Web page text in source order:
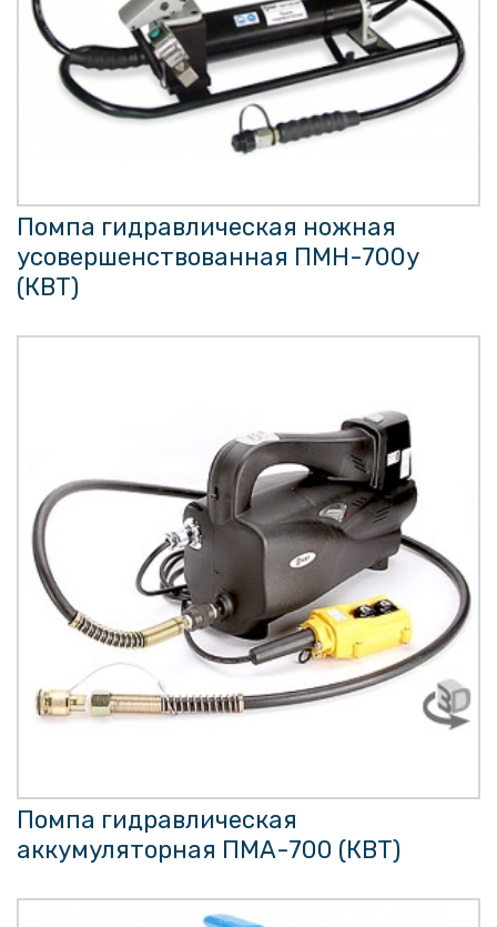
Помпа гидравлическая ножная
усовершенствованная ПМН-700у
(КВТ)
Помпа гидравлическая
аккумуляторная ПМА-700 (КВТ)